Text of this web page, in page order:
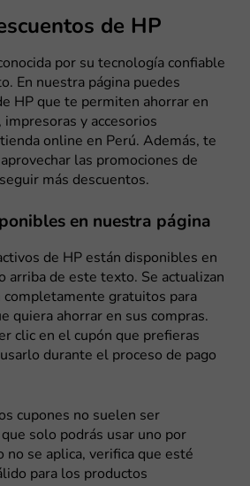
de HP
por su tecnología confiable
En nuestra página puedes
HP que te permiten ahorrar en
y accesorios
online en Perú. Además, te
las promociones de
más descuentos.
en nuestra página
de HP están disponibles en
arriba de este texto. Se actualizan
completamente gratuitos para
quiera ahorrar en sus compras.
clic en el cupón que prefieras
durante el proceso de pago
cupones no suelen ser
solo podrás usar uno por
no se aplica, verifica que esté
para los productos